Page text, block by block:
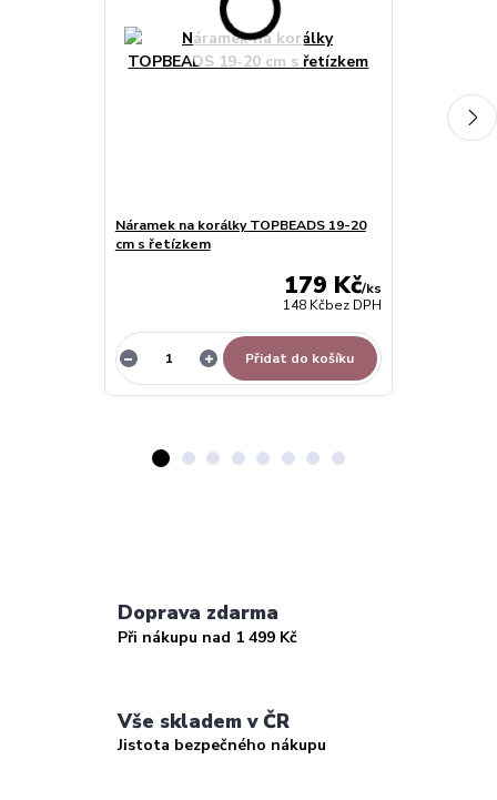
Náramek na korálky TOPBEADS 19-20
cm s řetízkem
179 Kč/ks
148 Kčbez DPH
Přidat do košíku
Doprava zdarma
Při nákupu nad 1 499 Kč
Vše skladem v ČR
Jistota bezpečného nákupu